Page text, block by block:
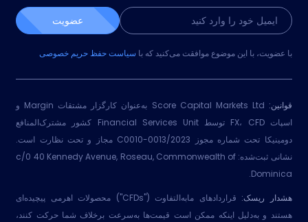
عضویت
با عضویت، با این موضوع موافقت می‌کنید که با سیاست حفظ حریم خصوصی
قوانین:
Score Capital Markets Ltd به‌عنوان کارگزار مشتقات Margin و
اسپات FX، CFD توسط Financial Services Unit کشور مشترک‌المنافع
دومینیکا تحت شماره مجوز 2023/C0010-0013 مجاز و تحت نظارت است.
نشانی ثبت‌شده: c/0 40 Kennedy Avenue, Roseau, Commonwealth of
Dominica.
هشدار ریسک:
قراردادهای مابه‌التفاوت ("CFDs") محصولات اهرمی پیچیده‌ای
هستند و به‌دلیل اینکه ممکن است قیمت‌ها به‌سرعت برخلاف شما حرکت کنند،